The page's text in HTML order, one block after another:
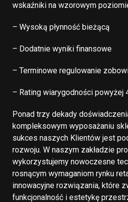
wskaźniki na wzorowym
– Wysoką płynność bieżącą
– Dodatnie wyniki finansowe
– Terminowe regulowanie
– Rating wiarygodności powyżej
Ponad trzy dekady
kompleksowym wyposażaniu
sukces naszych Klientów jest
rozwoju. W naszym zakładzie
wykorzystujemy nowoczesne
rosnącym wymaganiom rynku
innowacyjne rozwiązania, które
funkcjonalność i estetykę